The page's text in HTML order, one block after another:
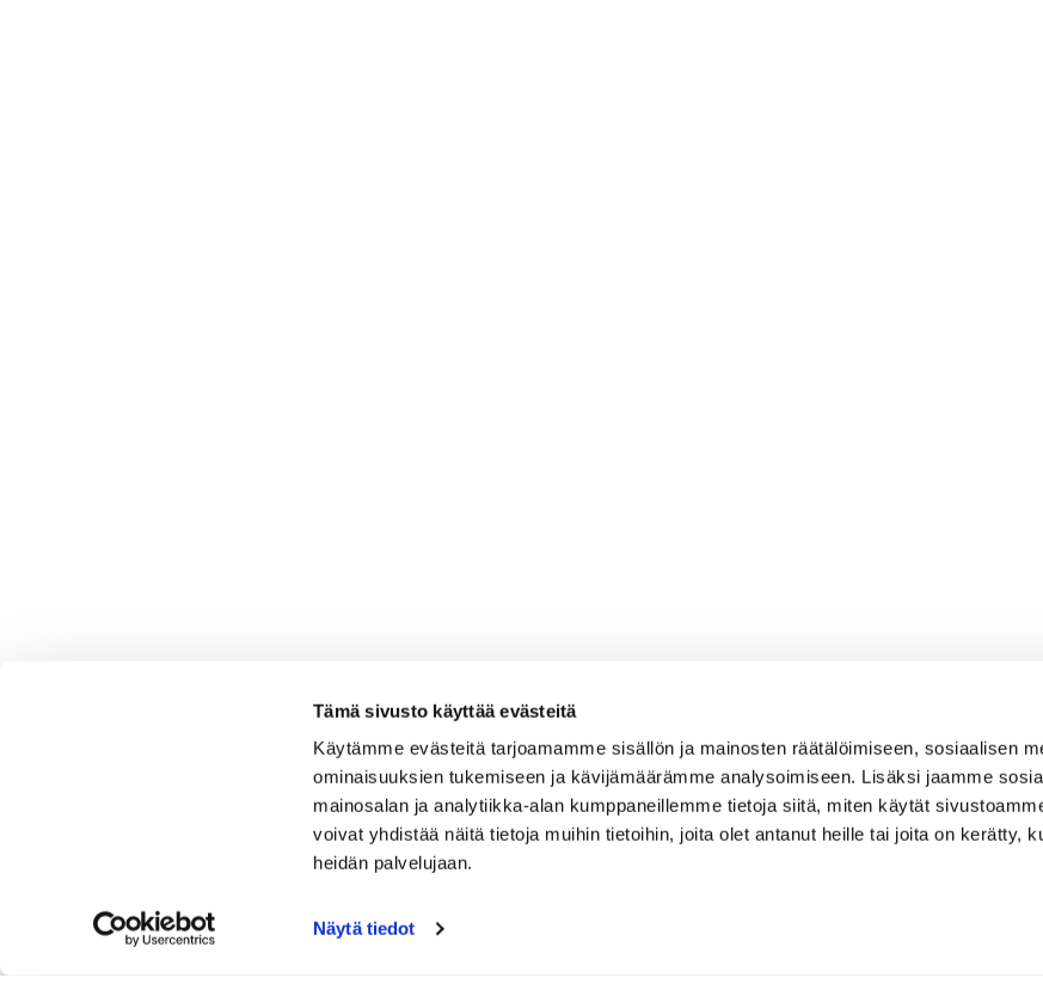
Tämä sivusto käyttää evästeitä
Käytämme evästeitä tarjoamamme sisällön ja mainosten räätälöimiseen, sosiaalisen
ominaisuuksien tukemiseen ja kävijämäärämme analysoimiseen. Lisäksi jaamme
mainosalan ja analytiikka-alan kumppaneillemme tietoja siitä, miten käytät
voivat yhdistää näitä tietoja muihin tietoihin, joita olet antanut heille tai joita on kerätty,
heidän palvelujaan.
Näytä tiedot